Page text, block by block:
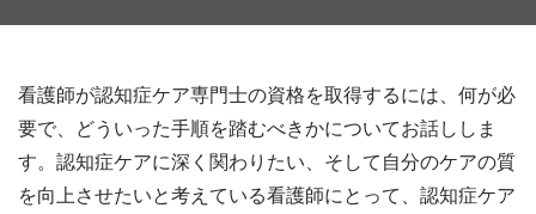
看護師が認知症ケア専門士の資格を取得するには、何が必
要で、どういった手順を踏むべきかについてお話ししま
す。認知症ケアに深く関わりたい、そして自分のケアの質
を向上させたいと考えている看護師にとって、認知症ケア